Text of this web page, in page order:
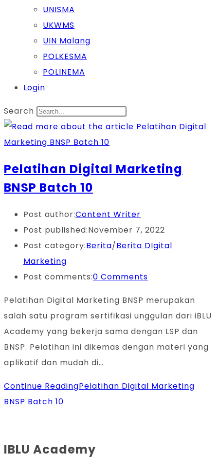
UNISMA
UKWMS
UIN Malang
POLKESMA
POLINEMA
Login
Search
Pelatihan Digital Marketing
BNSP Batch 10
Post author:Content Writer
Post published:November 7, 2022
Post category:Berita/Berita DIgital
Marketing
Post comments:0 Comments
Pelatihan Digital Marketing BNSP merupakan
salah satu program sertifikasi unggulan dari iBLU
Academy yang bekerja sama dengan LSP dan
BNSP. Pelatihan ini dikemas dengan materi yang
aplikatif dan mudah di…
Continue ReadingPelatihan Digital Marketing
BNSP Batch 10
IBLU Academy